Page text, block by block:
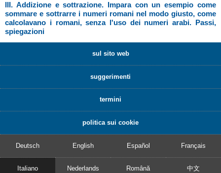
III. Addizione e sottrazione. Impara con un esempio come
sommare e sottrarre i numeri romani nel modo giusto, come
calcolavano i romani, senza l'uso dei numeri arabi. Passi,
spiegazioni
sul sito web
suggerimenti
termini
politica sui cookie
Deutsch English Español Français
Italiano Nederlands Română 中文